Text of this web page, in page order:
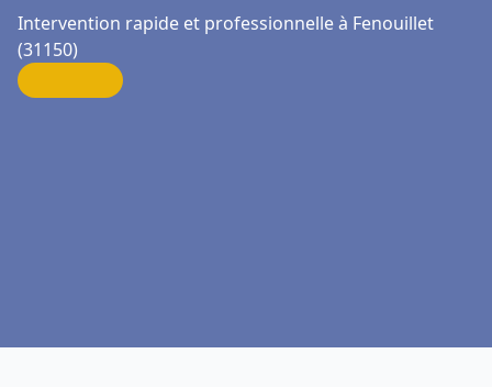
Intervention rapide et professionnelle à Fenouillet
(31150)